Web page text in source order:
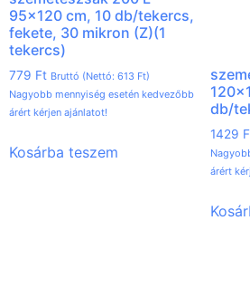
95×120 cm, 10 db/tekercs,
fekete, 30 mikron (Z)(1
tekercs)
779 Ft Bruttó (Nettó: 613 Ft)
Nagyobb mennyiség esetén kedvezőbb
árért kérjen ajánlatot!
Kosárba teszem
db/
1429
árért